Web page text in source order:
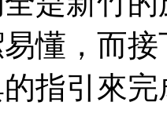
懂，而
指引來完